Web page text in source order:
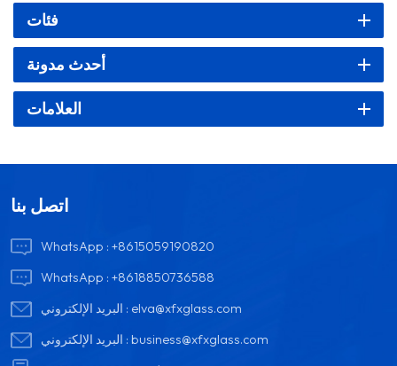
فئات
أحدث مدونة
العلامات
اتصل بنا
WhatsApp :+8615059190820
WhatsApp :+8618850736588
البريد الإلكتروني : elva@xfxglass.com
البريد الإلكتروني :business@xfxglass.com